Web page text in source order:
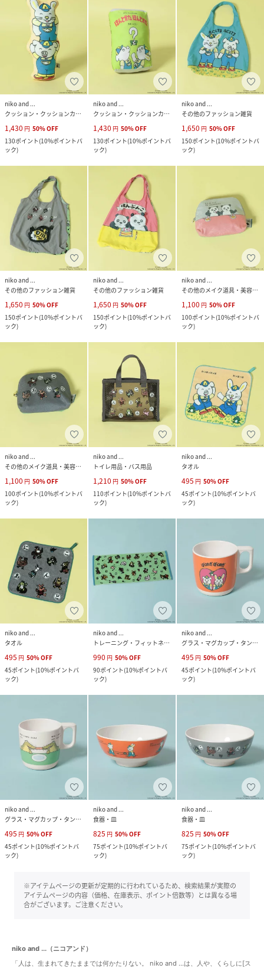
niko and ...
クッション・クッションカバー
1,430 円 50%OFF
130ポイント(10%ポイントバ
ック)
niko and ...
クッション・クッションカバー
1,430 円 50%OFF
130ポイント(10%ポイントバ
ック)
niko and ...
その他のファッション雑貨
1,650 円 50%OFF
150ポイント(10%ポイントバ
ック)
niko and ...
その他のファッション雑貨
1,650 円 50%OFF
150ポイント(10%ポイントバ
ック)
niko and ...
その他のファッション雑貨
1,650 円 50%OFF
150ポイント(10%ポイントバ
ック)
niko and ...
その他のメイク道具・美容器具
1,100 円 50%OFF
100ポイント(10%ポイントバ
ック)
niko and ...
その他のメイク道具・美容器具
1,100 円 50%OFF
100ポイント(10%ポイントバ
ック)
niko and ...
トイレ用品・バス用品
1,210 円 50%OFF
110ポイント(10%ポイントバ
ック)
niko and ...
タオル
495 円 50%OFF
45ポイント(10%ポイントバ
ック)
niko and ...
タオル
495 円 50%OFF
45ポイント(10%ポイントバ
ック)
niko and ...
トレーニング・フィットネス用品
990 円 50%OFF
90ポイント(10%ポイントバ
ック)
niko and ...
グラス・マグカップ・タンブラー
495 円 50%OFF
45ポイント(10%ポイントバ
ック)
niko and ...
グラス・マグカップ・タンブラー
495 円 50%OFF
45ポイント(10%ポイントバ
ック)
niko and ...
食器・皿
825 円 50%OFF
75ポイント(10%ポイントバ
ック)
niko and ...
食器・皿
825 円 50%OFF
75ポイント(10%ポイントバ
ック)
※アイテムページの更新が定期的に行われているため、検索結果が実際の
アイテムページの内容（価格、在庫表示、ポイント倍数等）とは異なる場
合がございます。ご注意ください。
niko and ...（ニコアンド）
「人は、生まれてきたままでは何かたりない。 niko and ...は、人や、くらしに[ス